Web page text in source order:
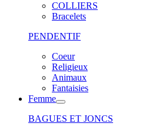
COLLIERS
Bracelets
PENDENTIF
Coeur
Religieux
Animaux
Fantaisies
Femme
BAGUES ET JONCS